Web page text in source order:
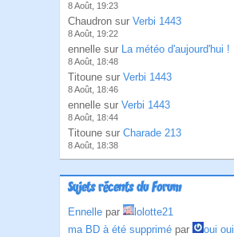
8 Août, 19:23
Chaudron sur Verbi 1443
8 Août, 19:22
ennelle sur La météo d'aujourd'hui !
8 Août, 18:48
Titoune sur Verbi 1443
8 Août, 18:46
ennelle sur Verbi 1443
8 Août, 18:44
Titoune sur Charade 213
8 Août, 18:38
Sujets récents du Forum
Ennelle par
lolotte21
ma BD à été supprimé par
oui oui